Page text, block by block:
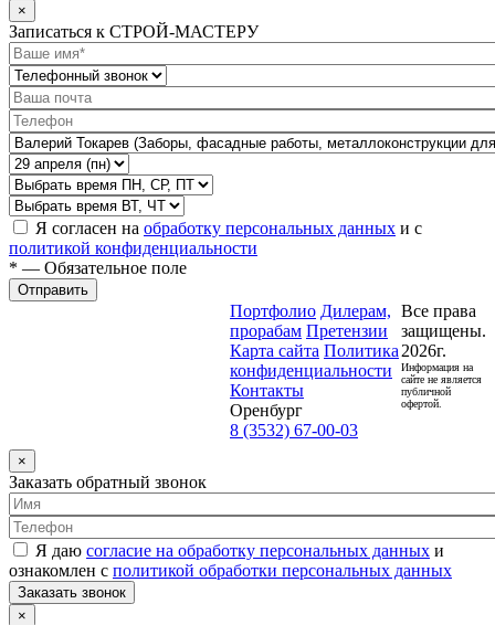
×
Записаться к СТРОЙ-МАСТЕРУ
Я согласен на обработку персональных данных и с
политикой конфиденциальности
* — Обязательное поле
Отправить
Портфолио Дилерам,
прорабам Претензии
Карта сайта Политика
конфиденциальности
Контакты
Оренбург
8 (3532) 67-00-03
Все права
защищены.
2026г.
Информация на
сайте не является
публичной
офертой.
×
Заказать обратный звонок
Я даю согласие на обработку персональных данных и
ознакомлен с политикой обработки персональных данных
Заказать звонок
×